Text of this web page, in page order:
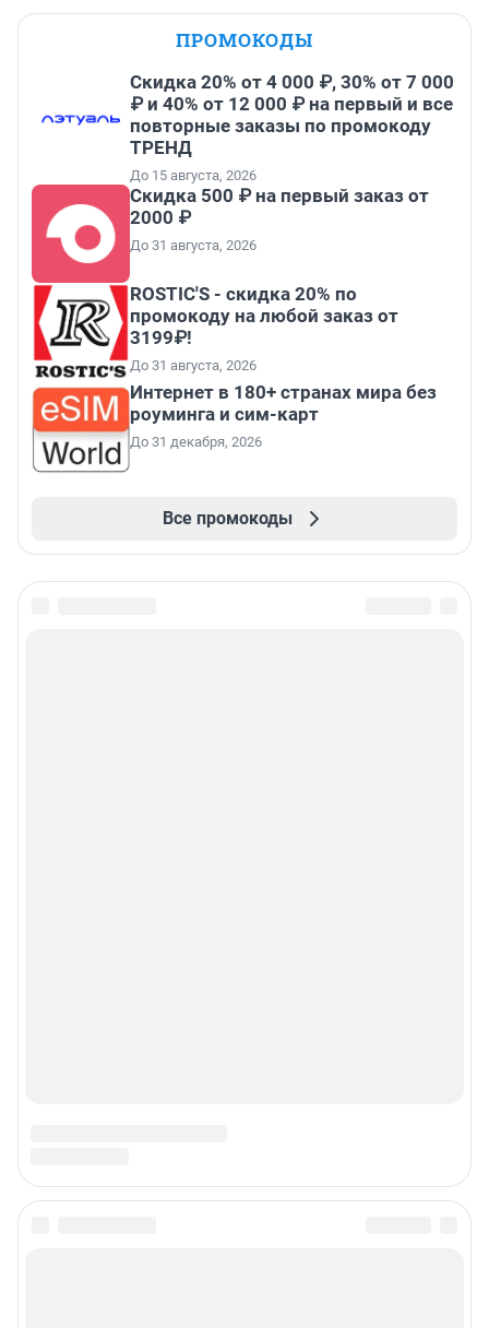
ПРОМОКОДЫ
Скидка 20% от 4 000 ₽, 30% от 7 000
₽ и 40% от 12 000 ₽ на первый и все
повторные заказы по промокоду
ТРЕНД
До 15 августа, 2026
Скидка 500 ₽ на первый заказ от
2000 ₽
До 31 августа, 2026
ROSTIC'S - скидка 20% по
промокоду на любой заказ от
3199₽!
До 31 августа, 2026
Интернет в 180+ странах мира без
роуминга и сим-карт
До 31 декабря, 2026
Все промокоды